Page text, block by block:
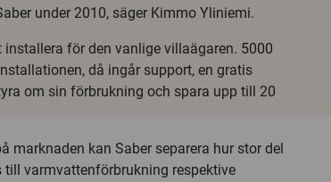
under 2010, säger Kimmo Yliniemi.
för den vanlige villaägaren. 5000
då ingår support, en gratis
om sin förbrukning och spara upp till 20
marknaden kan Saber separera hur stor del
varmvattenförbrukning respektive